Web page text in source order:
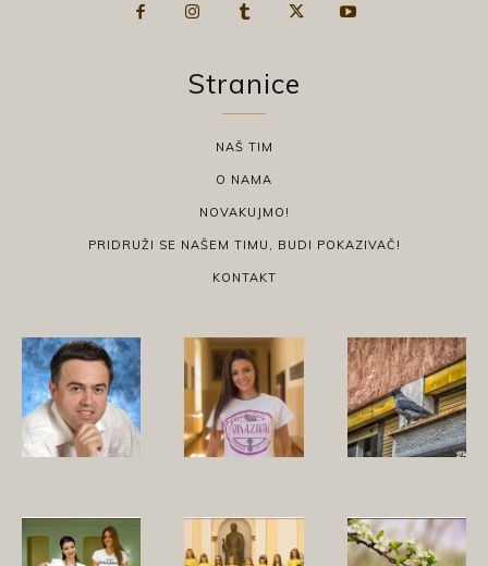
Stranice
NAŠ TIM
O NAMA
NOVAKUJMO!
PRIDRUŽI SE NAŠEM TIMU, BUDI POKAZIVAČ!
KONTAKT